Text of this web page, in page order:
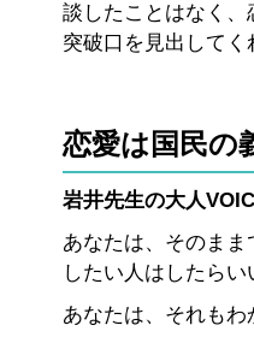
談したことはなく
突破口を見出してく
恋愛は国民の
岩井先生の大人
あなたは、そのま
したい人はしたらい
あなたは、それも